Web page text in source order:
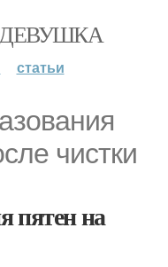
статьи
чистки
пятен на